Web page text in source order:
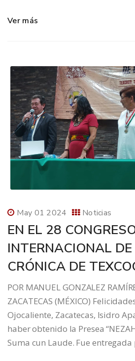
Ver más
May 01 2024 Noticias
EN EL 28
INTERNACIONAL
CRÓNICA DE
POR MANUEL GONZALEZ
ZACATECAS (MÉXICO)
Ojocaliente, Zacatecas, Isidro
haber obtenido la Presea
Suma cun Laude. Fue